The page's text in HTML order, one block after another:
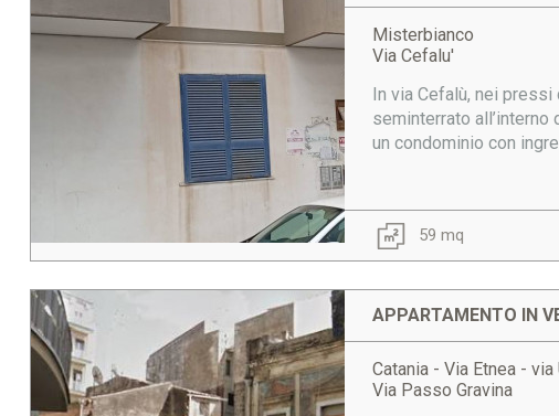
Misterbianco
Via Cefalu'
In via Cefalù, nei
seminterrato
un condominio con
59 mq
APPARTAMENTO IN
Catania - Via Etnea - via
Via Passo Gravina